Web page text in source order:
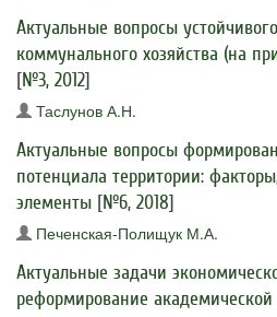
Актуальные вопросы
коммунального хозяйства (на
[№3, 2012]
Таслунов А.Н.
Актуальные вопросы
потенциала территории:
элементы [№6, 2018]
Печенская-Полищук М.А.
Актуальные задачи
реформирование академической